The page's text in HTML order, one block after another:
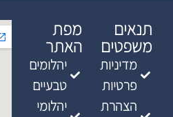
מפת
האתר
יהלומים
טבעיים
יהלומי
תנאים
משפטים
מדיניות
פרטיות
הצהרת